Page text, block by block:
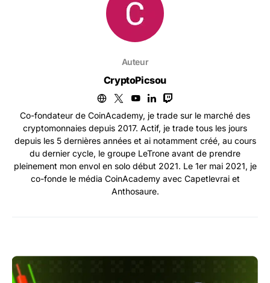
Auteur
CryptoPicsou
Co-fondateur de CoinAcademy, je trade sur le marché des
cryptomonnaies depuis 2017. Actif, je trade tous les jours
depuis les 5 dernières années et ai notamment créé, au cours
du dernier cycle, le groupe LeTrone avant de prendre
pleinement mon envol en solo début 2021. Le 1er mai 2021, je
co-fonde le média CoinAcademy avec Capetlevrai et
Anthosaure.